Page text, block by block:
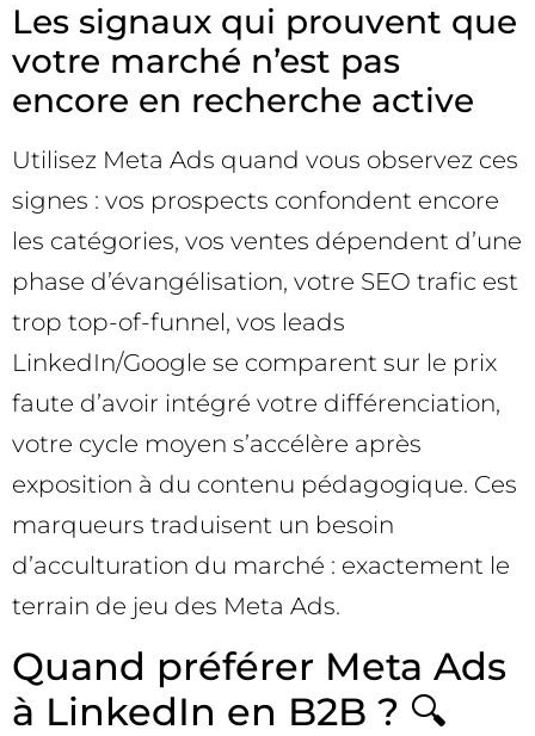
Les signaux qui prouvent que
votre marché n’est pas
encore en recherche active
Utilisez Meta Ads quand vous observez ces
signes : vos prospects confondent encore
les catégories, vos ventes dépendent d’une
phase d’évangélisation, votre SEO trafic est
trop top-of-funnel, vos leads
LinkedIn/Google se comparent sur le prix
faute d’avoir intégré votre différenciation,
votre cycle moyen s’accélère après
exposition à du contenu pédagogique. Ces
marqueurs traduisent un besoin
d’acculturation du marché : exactement le
terrain de jeu des Meta Ads.
Quand préférer Meta Ads
à LinkedIn en B2B ? 🔍